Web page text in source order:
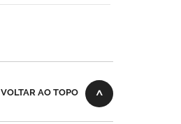
VOLTAR AO TOPO